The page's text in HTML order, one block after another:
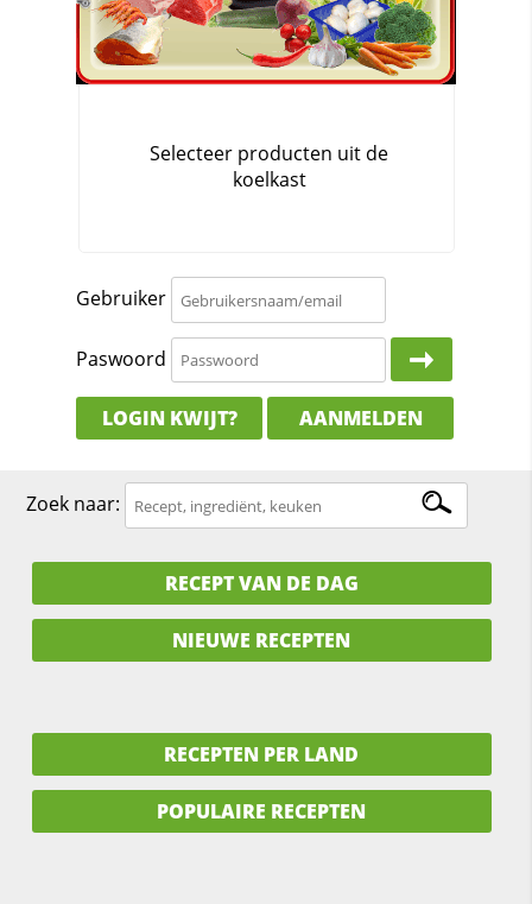
Gebruiker
Paswoord
LOGIN KWIJT? AANMELDEN
Zoek naar:
RECEPT VAN DE DAG
NIEUWE RECEPTEN
RECEPTEN PER LAND
POPULAIRE RECEPTEN